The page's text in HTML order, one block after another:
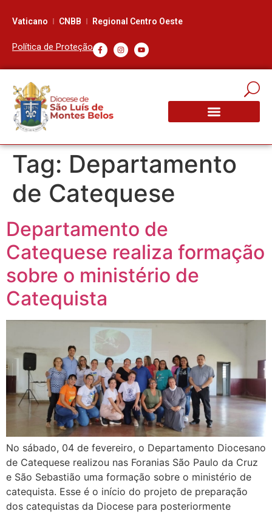
Vaticano CNBB Regional Centro Oeste
Política de Proteção
Tag: Departamento
de Catequese
Departamento de
Catequese realiza formação
sobre o ministério de
Catequista
No sábado, 04 de fevereiro, o Departamento Diocesano
de Catequese realizou nas Foranias São Paulo da Cruz
e São Sebastião uma formação sobre o ministério de
catequista. Esse é o início do projeto de preparação
dos catequistas da Diocese para posteriormente